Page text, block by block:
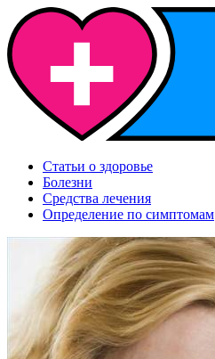
Статьи о здоровье
Болезни
Средства лечения
Определение по симптомам